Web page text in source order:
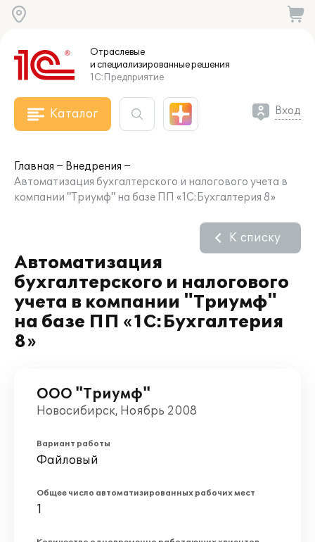
Отраслевые
и специализированныерешения
1С:Предприятие
Каталог Вход
Главная
Внедрения
Автоматизация бухгалтерского и налогового учета в
компании "Триумф" на базе ПП «1С:Бухгалтерия 8»
Автоматизация
бухгалтерского и налогового
учета в компании "Триумф"
на базе ПП «1С:Бухгалтерия
8»
К списку
ООО "Триумф"
Новосибирск, Ноябрь 2008
Вариант работы
Файловый
Общее число автоматизированных рабочих мест
1